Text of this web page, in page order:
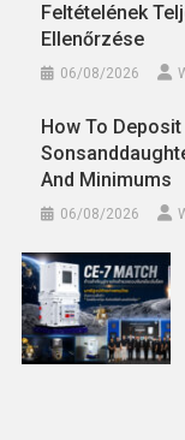
Feltételének
Ellenőrzése
06/08/2026
How To Deposit
And Minimums
06/08/2026